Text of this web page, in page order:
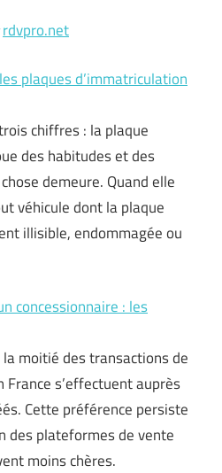
rdvpro.net
plaques d’immatriculation
chiffres : la plaque
des habitudes et des
demeure. Quand elle
véhicule dont la plaque
illisible, endommagée ou
concessionnaire : les
la moitié des transactions de
France s’effectuent auprès
Cette préférence persiste
des plateformes de vente
moins chères.